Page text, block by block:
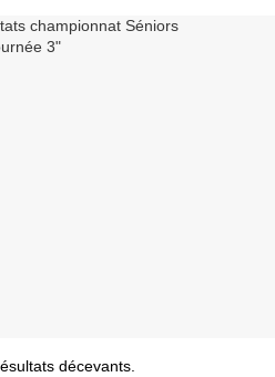
décevants.